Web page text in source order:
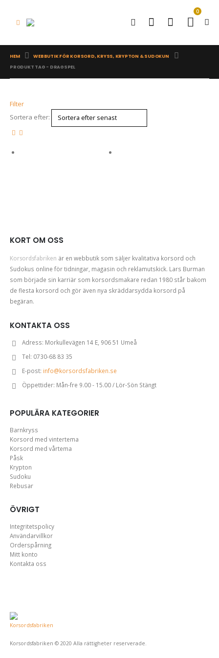
0
HEM
WEBBUTIK FÖR KORSORD, KRYSS, KRYPTON & SUDOKUN
PRODUKT TAG - DRAGSPEL
Filter
Sortera efter:
KORT OM OSS
Korsordsfabriken är en webbutik som säljer kvalitativa korsord och
Sudokus online för tidningar, magasin och reklamutskick. Lars Burman
som började sin karriär som korsordsmakare redan 1980 står bakom
de flesta korsord och gör även nya skräddarsydda korsord på
begäran.
KONTAKTA OSS
Adress: Morkullevägen 14 E, 906 51 Umeå
Tel: 0730-68 83 35
E-post: info@korsordsfabriken.se
Öppettider: Mån-fre 9.00 - 15.00 / Lör-Sön Stängt
POPULÄRA KATEGORIER
Barnkryss
Korsord med vintertema
Korsord med vårtema
Påsk
Krypton
Sudoku
Rebusar
ÖVRIGT
Integritetspolicy
Användarvillkor
Orderspårning
Mitt konto
Kontakta oss
Korsordsfabriken © 2020 Alla rättigheter reserverade.